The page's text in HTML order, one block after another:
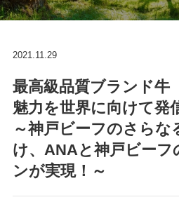
2021.11.29
最高級品質ブランド牛
魅力を世界に向けて発
～神戸ビーフのさらな
け、ANAと神戸ビーフ
ンが実現！～